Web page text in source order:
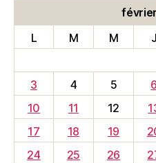
L
M M J
3
4 5 6
10
11 12
17
18 19
24
25 26